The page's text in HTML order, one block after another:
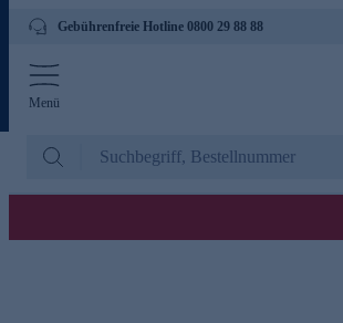
Gebührenfreie Hotline 0800 29 88 88
Menü